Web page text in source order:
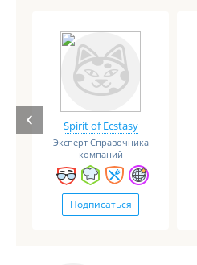
Spirit of Ecstasy
Эксперт Справочника
компаний
Подписаться